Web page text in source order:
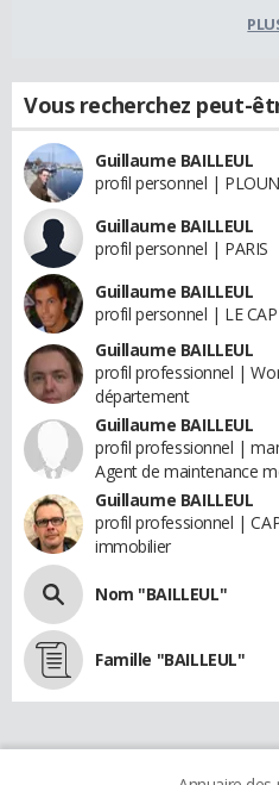
Vous recherchez peut-
Guillaume BAILLEUL
profil personnel |
Guillaume BAILLEUL
profil personnel | PARIS
Guillaume BAILLEUL
profil personnel | LE
Guillaume BAILLEUL
profil professionnel |
département
Guillaume BAILLEUL
profil professionnel |
Agent de maintenance
Guillaume BAILLEUL
profil professionnel |
immobilier
Nom "BAILLEUL"
Famille "BAILLEUL"